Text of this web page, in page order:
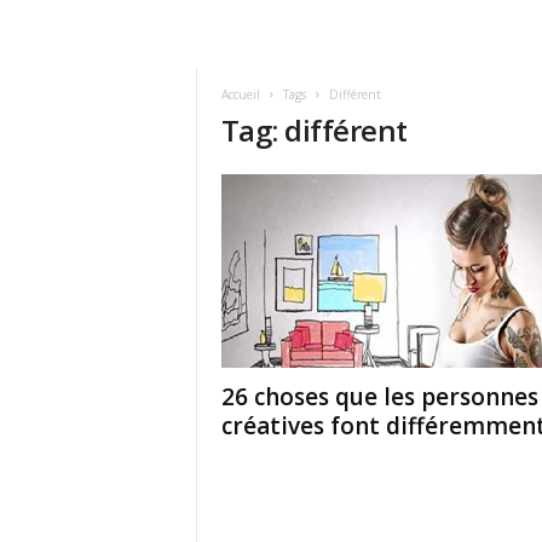
Accueil Tags Différent
Tag: différent
26 choses que les personnes
créatives font